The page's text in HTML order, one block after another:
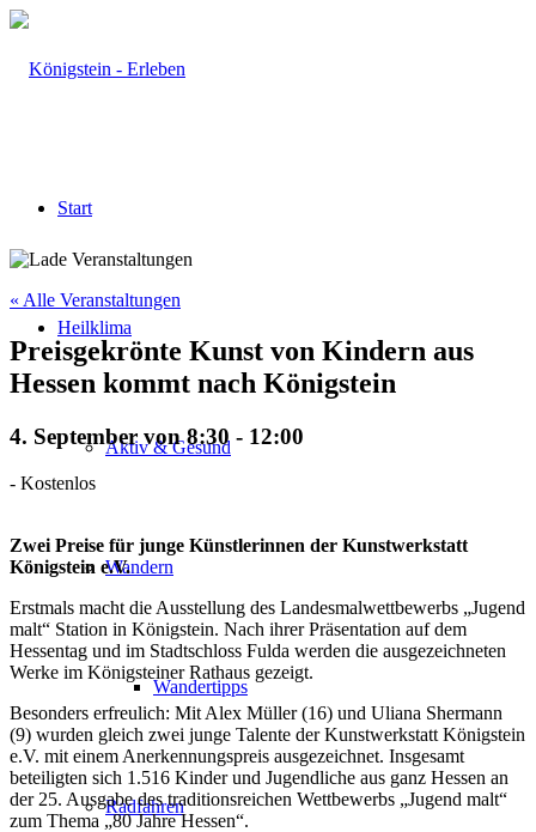
Start
Heilklima
Aktiv & Gesund
Wandern
Wandertipps
Radfahren
« Alle Veranstaltungen
Preisgekrönte Kunst von Kindern aus
Hessen kommt nach Königstein
4. September von 8:30 - 12:00
- Kostenlos
Zwei Preise für junge Künstlerinnen der Kunstwerkstatt
Königstein e.V.
Erstmals macht die Ausstellung des Landesmalwettbewerbs „Jugend
malt“ Station in Königstein. Nach ihrer Präsentation auf dem
Hessentag und im Stadtschloss Fulda werden die ausgezeichneten
Werke im Königsteiner Rathaus gezeigt.
Besonders erfreulich: Mit Alex Müller (16) und Uliana Shermann
(9) wurden gleich zwei junge Talente der Kunstwerkstatt Königstein
e.V. mit einem Anerkennungspreis ausgezeichnet. Insgesamt
beteiligten sich 1.516 Kinder und Jugendliche aus ganz Hessen an
der 25. Ausgabe des traditionsreichen Wettbewerbs „Jugend malt“
zum Thema „80 Jahre Hessen“.